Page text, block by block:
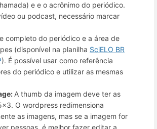
e e o acrônimo do periódico.
ou podcast, necessário marcar
completo do periódico e a área de
(disponível na planilha SciELO BR
). É possível usar como referência
do periódico e utilizar as mesmas
A thumb da imagem deve ter as
O wordpress redimensiona
as imagens, mas se a imagem for